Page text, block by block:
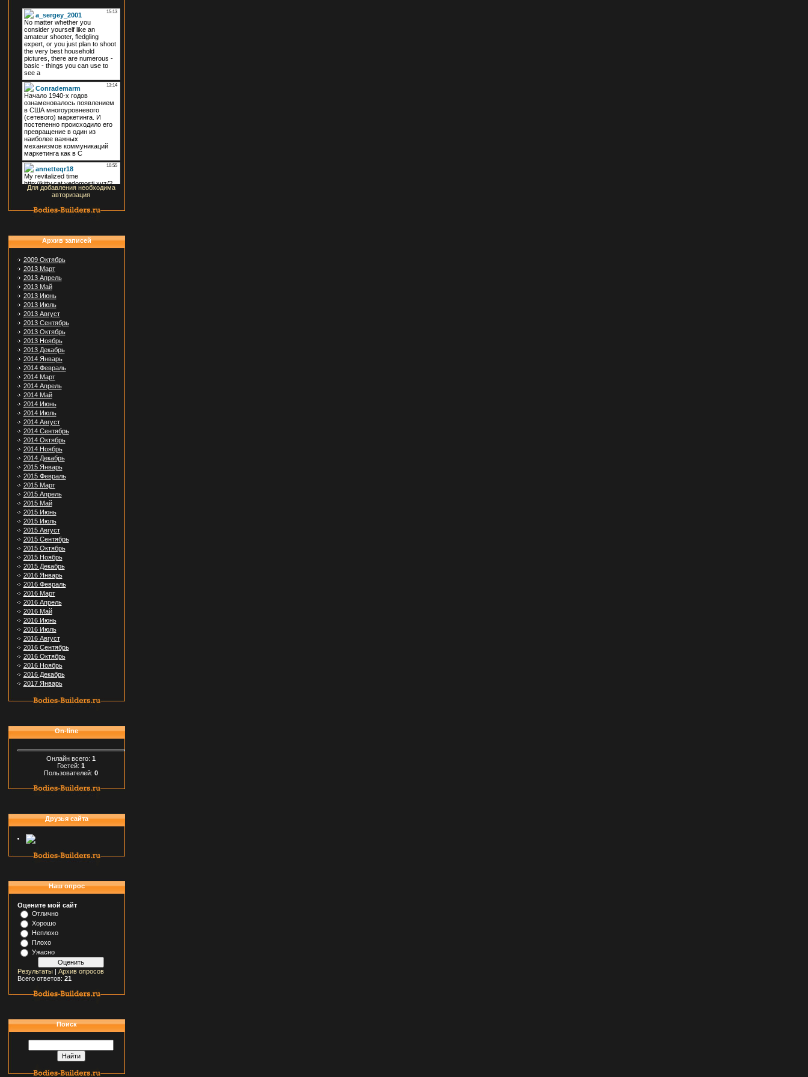
Для добавления необходима
авторизация
Архив записей
2009 Октябрь
2013 Март
2013 Апрель
2013 Май
2013 Июнь
2013 Июль
2013 Август
2013 Сентябрь
2013 Октябрь
2013 Ноябрь
2013 Декабрь
2014 Январь
2014 Февраль
2014 Март
2014 Апрель
2014 Май
2014 Июнь
2014 Июль
2014 Август
2014 Сентябрь
2014 Октябрь
2014 Ноябрь
2014 Декабрь
2015 Январь
2015 Февраль
2015 Март
2015 Апрель
2015 Май
2015 Июнь
2015 Июль
2015 Август
2015 Сентябрь
2015 Октябрь
2015 Ноябрь
2015 Декабрь
2016 Январь
2016 Февраль
2016 Март
2016 Апрель
2016 Май
2016 Июнь
2016 Июль
2016 Август
2016 Сентябрь
2016 Октябрь
2016 Ноябрь
2016 Декабрь
2017 Январь
On-line
Онлайн всего: 1
Гостей: 1
Пользователей: 0
Друзья сайта
Наш опрос
Оцените мой сайт
Отлично
Хорошо
Неплохо
Плохо
Ужасно
Результаты| Архив опросов
Всего ответов: 21
Поиск